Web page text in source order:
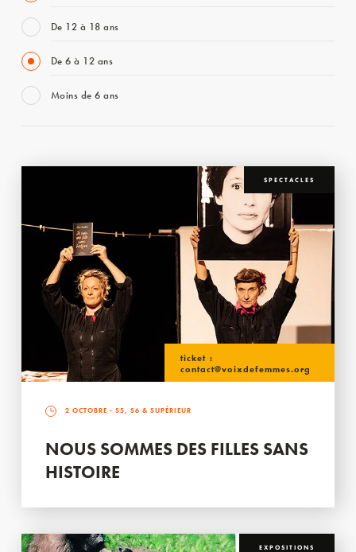
De 12 à 18 ans
De 6 à 12 ans
Moins de 6 ans
SPECTACLES
ticket :
contact@voixdefemmes.org
2 OCTOBRE - S5, S6 & SUPÉRIEUR
NOUS SOMMES DES FILLES SANS
HISTOIRE
EXPOSITIONS